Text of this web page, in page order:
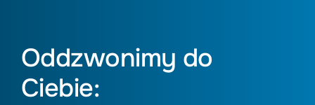
Oddzwonimy do
Ciebie: